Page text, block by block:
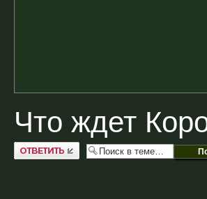
Что ждет
Ответить